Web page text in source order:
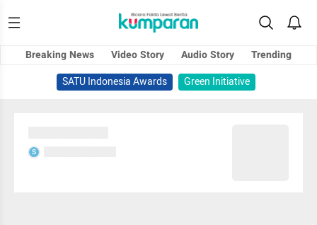
Breaking News Video Story Audio Story
Trending
SATU Indonesia Awards
Green Initiative
S